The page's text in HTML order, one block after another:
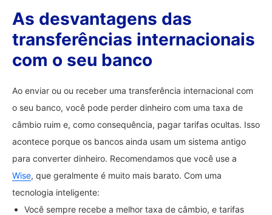
As desvantagens das
transferências internacionais
com o seu banco
Ao enviar ou ou receber uma transferência internacional com
o seu banco, você pode perder dinheiro com uma taxa de
câmbio ruim e, como consequência, pagar tarifas ocultas. Isso
acontece porque os bancos ainda usam um sistema antigo
para converter dinheiro. Recomendamos que você use a
Wise, que geralmente é muito mais barato. Com uma
tecnologia inteligente:
Você sempre recebe a melhor taxa de câmbio, e tarifas